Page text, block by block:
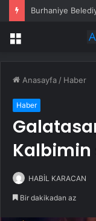
Menü
Anasayfa / Haber
Haber
Kalbimin
HABİL KARACAN
Bir dakikadan az